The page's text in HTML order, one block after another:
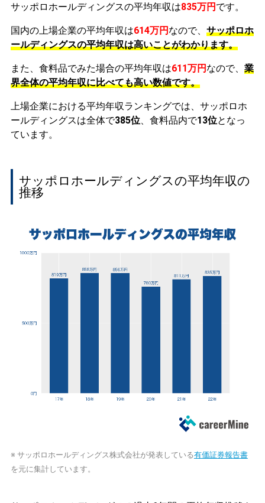
サッポロホールディングスの平均年収は835万円 です。
国内の上場企業の平均年収は614万円 なので、 サッポロホ
ールディングスの平均年収は高いことがわかります。
また、食料品でみた場合の平均年収は611万円 なので、 業
界全体の平均年収に比べても高い数値です。
上場企業における平均年収ランキングでは、サッポロホ
ールディングスは全体で385位、食料品内で13位となっ
ています。
サッポロホールディングスの平均年収の
推移
※ サッポロホールディングス株式会社が発表している有価証券報告書
を元に集計しています。